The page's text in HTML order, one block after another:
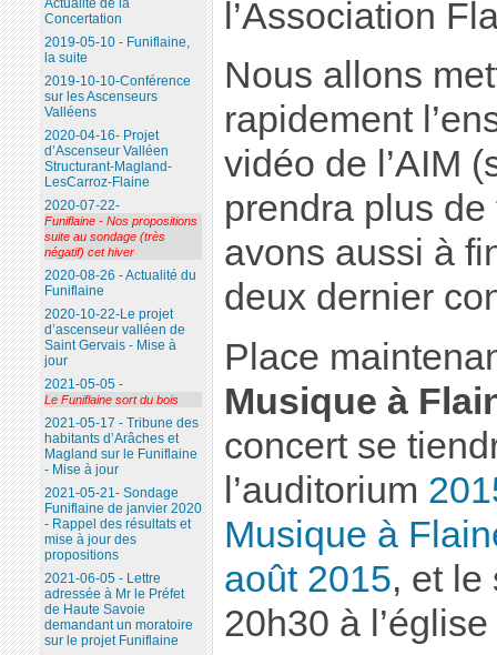
l’Association
Nous allons
rapidement
vidéo de l’AIM
prendra plus
avons aussi à
deux dernier
Place
Musique à
concert se
l’auditorium
Musique à
août 2015, et le
20h30 à
Actualité de la
Concertation
2019-05-10 - Funiflaine,
la suite
2019-10-10-Conférence
sur les Ascenseurs
Valléens
2020-04-16- Projet
d’Ascenseur Valléen
Structurant-Magland-
LesCarroz-Flaine
2020-07-22-
Funiflaine - Nos propositions
suite au sondage (très
négatif) cet hiver
2020-08-26 - Actualité du
Funiflaine
2020-10-22-Le projet
d’ascenseur valléen de
Saint Gervais - Mise à
jour
2021-05-05 -
Le Funiflaine sort du bois
2021-05-17 - Tribune des
habitants d’Arâches et
Magland sur le Funiflaine
- Mise à jour
2021-05-21- Sondage
Funiflaine de janvier 2020
- Rappel des résultats et
mise à jour des
propositions
2021-06-05 - Lettre
adressée à Mr le Préfet
de Haute Savoie
demandant un moratoire
sur le projet Funiflaine